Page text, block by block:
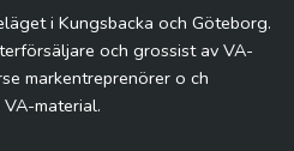
i Kungsbacka och Göteborg.
och grossist av VA-
markentreprenörer o ch
material.